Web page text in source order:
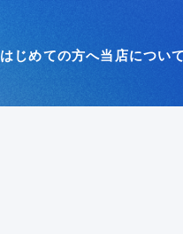
はじめての方へ当店について